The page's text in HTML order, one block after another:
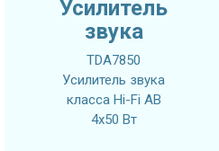
Усилитель
звука
TDA7850
Усилитель звука
класса Hi-Fi AB
4x50 Вт